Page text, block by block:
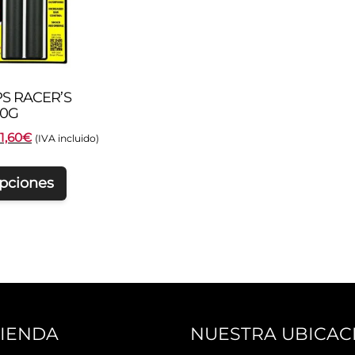
RACER’S
€El
actual
es:
(IVA incluido)
NUESTRA